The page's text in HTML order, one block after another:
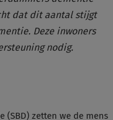
dat dit aantal stijgt
Deze inwoners
nodig.
(SBD) zetten we de mens